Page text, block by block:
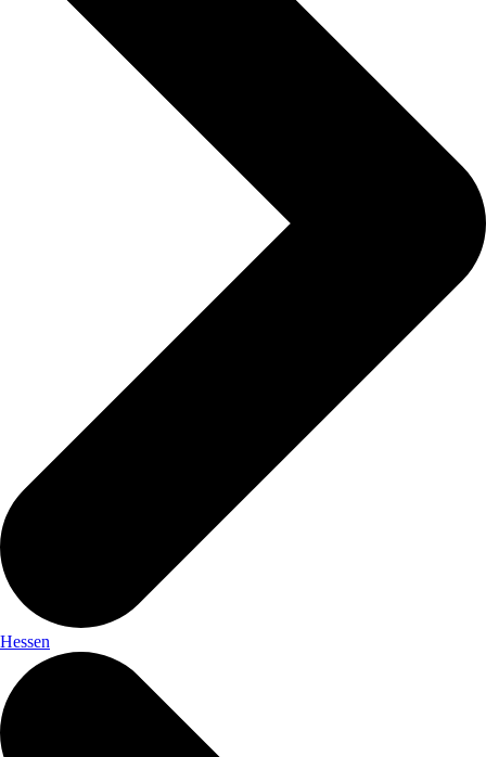
Hessen